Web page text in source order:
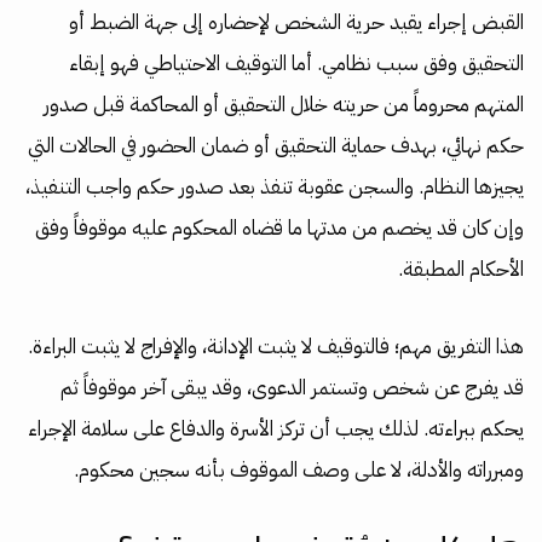
القبض إجراء يقيد حرية الشخص لإحضاره إلى جهة الضبط أو
التحقيق وفق سبب نظامي. أما التوقيف الاحتياطي فهو إبقاء
المتهم محروماً من حريته خلال التحقيق أو المحاكمة قبل صدور
حكم نهائي، بهدف حماية التحقيق أو ضمان الحضور في الحالات التي
يجيزها النظام. والسجن عقوبة تنفذ بعد صدور حكم واجب التنفيذ،
وإن كان قد يخصم من مدتها ما قضاه المحكوم عليه موقوفاً وفق
الأحكام المطبقة.
هذا التفريق مهم؛ فالتوقيف لا يثبت الإدانة، والإفراج لا يثبت البراءة.
قد يفرج عن شخص وتستمر الدعوى، وقد يبقى آخر موقوفاً ثم
يحكم ببراءته. لذلك يجب أن تركز الأسرة والدفاع على سلامة الإجراء
ومبرراته والأدلة، لا على وصف الموقوف بأنه سجين محكوم.